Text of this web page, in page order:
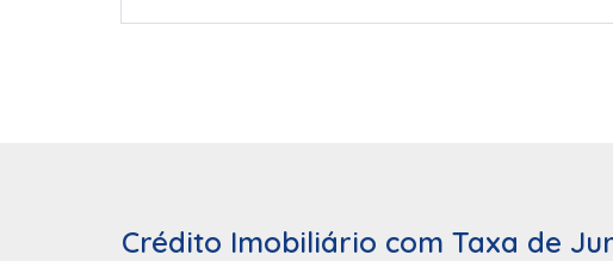
Crédito Imobiliário com Taxa de